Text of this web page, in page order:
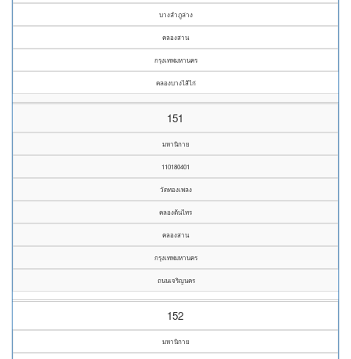
บางลำภูล่าง
คลองสาน
กรุงเทพมหานคร
คลองบางไส้ไก่
151
มหานิกาย
110180401
วัดทองเพลง
คลองต้นไทร
คลองสาน
กรุงเทพมหานคร
ถนนเจริญนคร
152
มหานิกาย